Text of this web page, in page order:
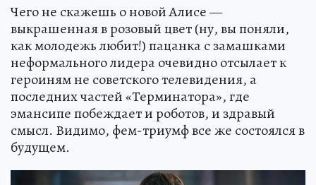
Чего не скажешь о новой Алисе —
выкрашенная в розовый цвет (ну, вы поняли,
как молодежь любит!) пацанка с замашками
неформального лидера очевидно отсылает к
героиням не советского телевидения, а
последних частей «Терминатора», где
эмансипе побеждает и роботов, и здравый
смысл. Видимо, фем-триумф все же состоялся в
будущем.